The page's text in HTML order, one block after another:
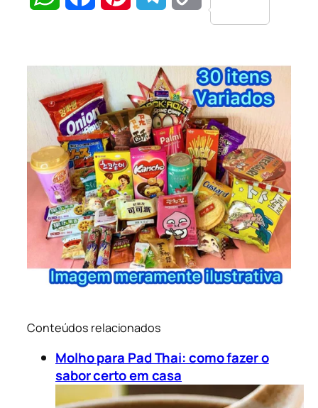
Share
Conteúdos relacionados
Molho para Pad Thai: como fazer o
sabor certo em casa